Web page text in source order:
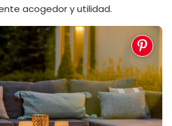
acogedor y utilidad.